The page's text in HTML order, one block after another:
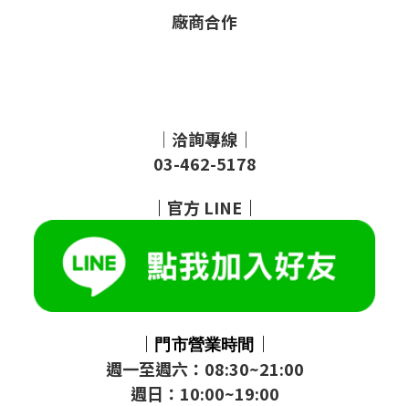
廠商合作
｜洽詢專線｜
03-462-5178
｜ 官方 LINE ｜
｜ 門市營業時間 ｜
週一至週六：08:30~21:00
週日：10:00~19:00